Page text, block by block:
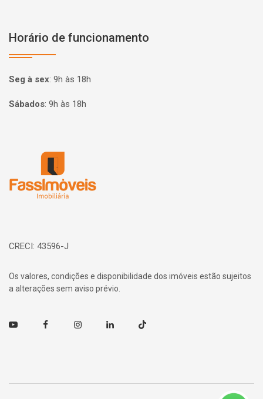
Horário de funcionamento
Seg à sex: 9h às 18h
Sábados: 9h às 18h
CRECI: 43596-J
Os valores, condições e disponibilidade dos imóveis estão sujeitos
a alterações sem aviso prévio.
Youtube FacebookInstagramLinkedin TikTok